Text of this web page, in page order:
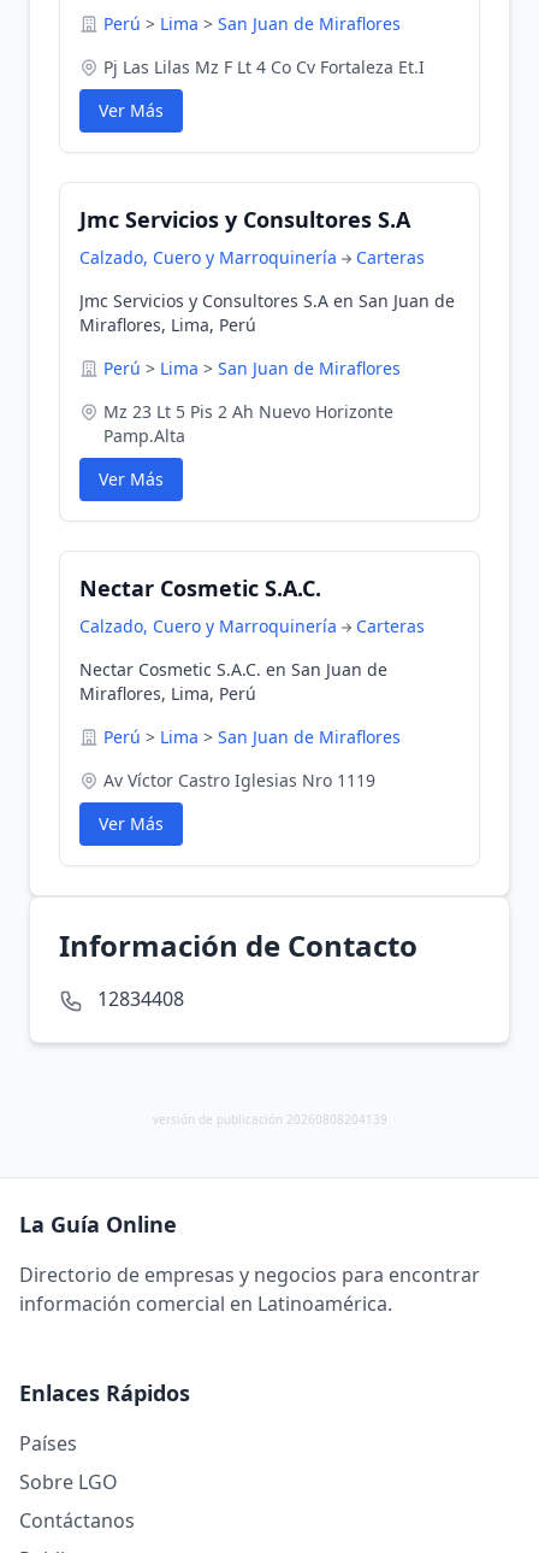
Perú > Lima > San Juan de Miraflores
Pj Las Lilas Mz F Lt 4 Co Cv Fortaleza Et.I
Ver Más
Jmc Servicios y Consultores S.A
Calzado, Cuero y Marroquinería
Carteras
Jmc Servicios y Consultores S.A en San Juan de
Miraflores, Lima, Perú
Perú > Lima > San Juan de Miraflores
Mz 23 Lt 5 Pis 2 Ah Nuevo Horizonte
Pamp.Alta
Ver Más
Nectar Cosmetic S.A.C.
Calzado, Cuero y Marroquinería
Carteras
Nectar Cosmetic S.A.C. en San Juan de
Miraflores, Lima, Perú
Perú > Lima > San Juan de Miraflores
Av Víctor Castro Iglesias Nro 1119
Ver Más
Información de Contacto
12834408
versión de publicación 20260808204139
La Guía Online
Directorio de empresas y negocios para encontrar
información comercial en Latinoamérica.
Enlaces Rápidos
Países
Sobre LGO
Contáctanos